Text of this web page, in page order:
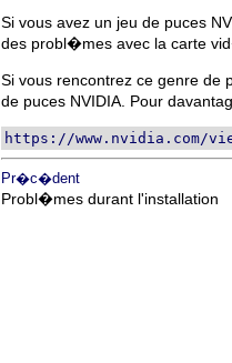
Si vous avez un jeu de puces
des probl�mes avec la carte
Si vous rencontrez ce genre
de puces NVIDIA. Pour
https://www.nvidia.com/
Pr�c�dent
Probl�mes durant l'installation